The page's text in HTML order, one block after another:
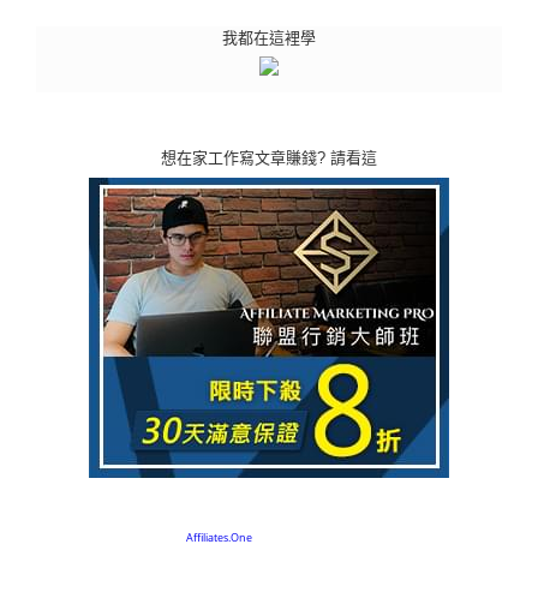
我都在這裡學
想在家工作寫文章賺錢? 請看這